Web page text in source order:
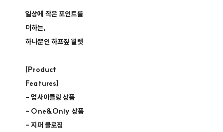
일상에 작은 포인트를
더하는,
하나뿐인 하프짚 월렛
[Product
Features]
- 업사이클링 상품 ​
- One&Only 상품 ​
- 지퍼 클로징​